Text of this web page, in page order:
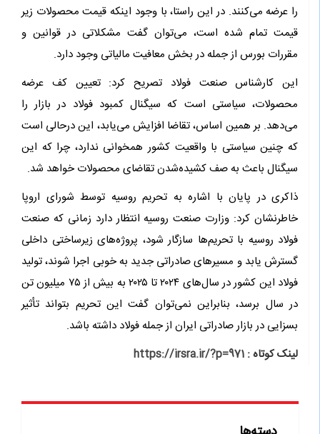
را عرضه می‌کنند. در این راستا، با وجود اینکه قیمت محصولات زیر
قیمت تمام شده است، می‌توان گفت مشکلاتی در قوانین و
مقررات بورس از جمله در بخش معافیت مالیاتی وجود دارد.
این کارشناس صنعت فولاد تصریح کرد: تعیین کف عرضه
محصولات، سیاستی است که سیگنال کمبود فولاد در بازار را
می‌دهد. بر همین اساس، تقاضا افزایش می‌یابد، این درحالی است
که چنین سیاستی با واقعیت کشور همخوانی ندارد، چرا که این
سیگنال باعث به صف کشیده‌شدن تقاضای محصولات خواهد شد.
ذاکری در پایان با اشاره به تحریم روسیه توسط شورای اروپا
خاطرنشان کرد: وزارت صنعت روسیه انتظار دارد زمانی‌ که صنعت
فولاد روسیه با تحریم‌ها سازگار شود، پروژه‌‌‌‌‌‌‌های زیرساختی داخلی
گسترش یابد و مسیرهای صادراتی جدید به ‌خوبی اجرا شوند، تولید
فولاد این کشور در سال‌های ۲۰۲۴ تا ۲۰۲۵ به بیش از ۷۵ ‌میلیون ‌تن
در سال ‌برسد، بنابراین نمی‌توان گفت این تحریم بتواند تأثیر
بسزایی در بازار صادراتی ایران از جمله فولاد داشته باشد.
لینک کوتاه : https://irsra.ir/?p=971